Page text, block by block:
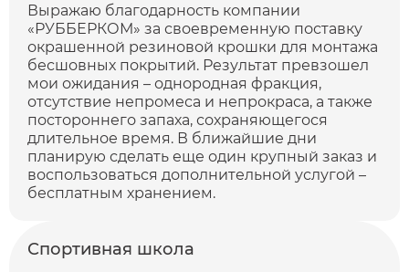
Выражаю благодарность компании
«РУББЕРКОМ» за своевременную поставку
окрашенной резиновой крошки для монтажа
бесшовных покрытий. Результат превзошел
мои ожидания – однородная фракция,
отсутствие непромеса и непрокраса, а также
постороннего запаха, сохраняющегося
длительное время. В ближайшие дни
планирую сделать еще один крупный заказ и
воспользоваться дополнительной услугой –
бесплатным хранением.
Спортивная школа